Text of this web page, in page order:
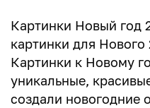
Картинки Новый год
картинки для Нового
Картинки к Новому
уникальные,
создали новогодние